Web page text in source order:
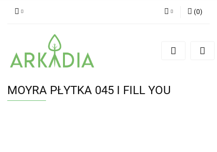
(0)
MOYRA PŁYTKA 045 I FILL YOU